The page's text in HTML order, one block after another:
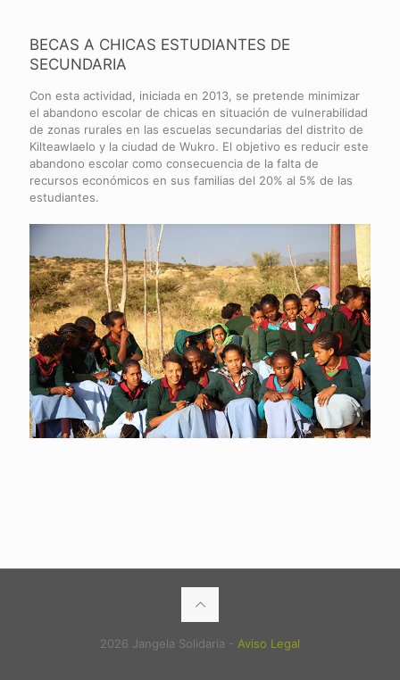
BECAS A CHICAS ESTUDIANTES DE
SECUNDARIA
Con esta actividad, iniciada en 2013, se pretende minimizar
el abandono escolar de chicas en situación de vulnerabilidad
de zonas rurales en las escuelas secundarias del distrito de
Kilteawlaelo y la ciudad de Wukro. El objetivo es reducir este
abandono escolar como consecuencia de la falta de
recursos económicos en sus familias del 20% al 5% de las
estudiantes.
2026 Jangela Solidaria - Aviso Legal